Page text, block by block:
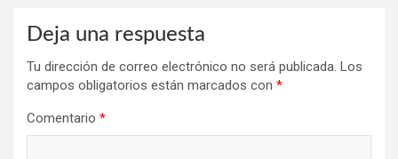
Deja una respuesta
Tu dirección de correo electrónico no será publicada. Los
campos obligatorios están marcados con *
Comentario *